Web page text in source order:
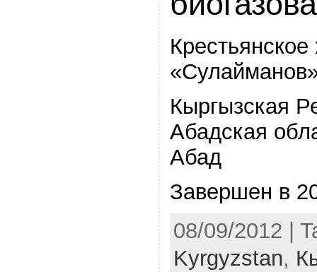
Крестьянское
Кыргызская
Абадская
Абад
Завершен в
08/09/2012 |
Kyrgyzstan,